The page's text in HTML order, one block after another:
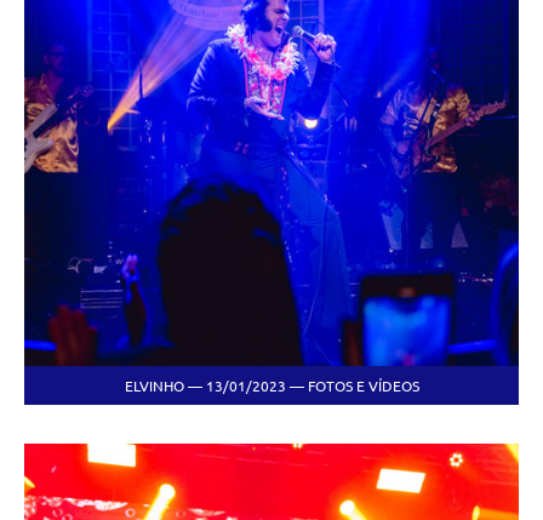
ELVINHO — 13/01/2023 — FOTOS E VÍDEOS